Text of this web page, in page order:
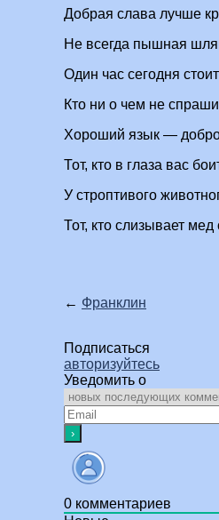
Добрая слава лучше
Не всегда пышная
Один час сегодня
Кто ни о чем не
Хороший язык —
Тот, кто в глаза вас
У строптивого
Тот, кто слизывает
← Франклин
Подписаться
авторизуйтесь
Уведомить о
0 комментариев